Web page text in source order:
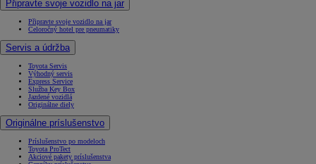
Připravte svoje vozidlo na jar
Připravte svoje vozidlo na jar
Celoročný hotel pre pneumatiky
Servis a údržba
Toyota Servis
Výhodný servis
Express Service
Služba Key Box
Jazdené vozidlá
Originálne diely
Originálne príslušenstvo
Príslušenstvo po modeloch
Toyota ProTect
Akciové pakety príslušenstva